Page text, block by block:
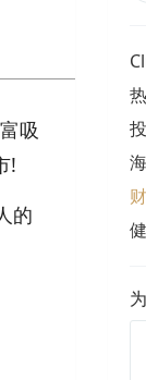
吸
!
的